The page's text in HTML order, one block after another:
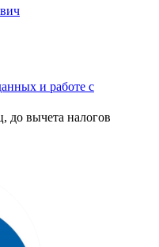
и работе с
до вычета налогов